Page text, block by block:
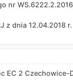
nr
z dnia 12.04.2018 r.
EC 2